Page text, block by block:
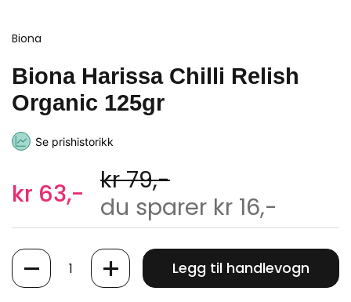
Biona
Biona Harissa Chilli Relish
Organic 125gr
Se prishistorikk
kr 63,- kr 79,-
du sparer kr 16,-
Antall
Legg til handlevogn